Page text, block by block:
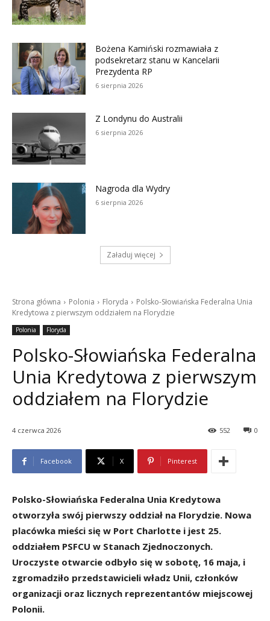
Bożena Kamiński rozmawiała z
podsekretarz stanu w Kancelarii
Prezydenta RP
6 sierpnia 2026
Z Londynu do Australii
6 sierpnia 2026
Nagroda dla Wydry
6 sierpnia 2026
Załaduj więcej